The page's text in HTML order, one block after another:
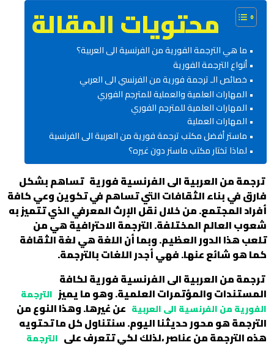
محتويات المقالة
ما هي الترجمة الفورية من الفرنسية الى العربية؟
أنواع الترجمة الفورية
خصائص الـ ترجمة فورية من الفرنسي الى العربي
المهارات العلمية والعملية للمترجم الفوري
المهارات العلمية للمترجم الفوري
المهارات العملية
ماستر أفضل مكتب ترجمة فورية من العربية الى الفرنسية
لماذا تختار مكتب ماستر دون غيره؟
ترجمة من العربية الى الفرنسية فورية تساهم بشكل
فارق في بناء الثقافات التي تساهم في تكوين وعي كافة
أفراد المجتمع. من خلال نقل الإرث المعرفي الذي تتميز به
شعوب العالم المختلفة. الترجمة الاحترافية هي من
تلعب هذا الدور العظيم. وبما أن اللغة هي لغة الثقافة
كما هو شائع عنها. فهي أجدر اللغات بالترجمة.
ترجمة من العربية الى الفرنسية فورية لكافة
المستندات والمؤتمرات العلمية. وهو ما يميز الترجمة
الفورية من الفرنسية الى العربية عن غيرها. وهذا النوع من
الترجمة هو محور حديثنا اليوم. سنتناول كل ما تحتويه
هذه الترجمة من عناصر ،لذلك لكي تتعرف على الترجمة